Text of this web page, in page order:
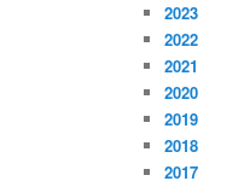
2023
2022
2021
2020
2019
2018
2017